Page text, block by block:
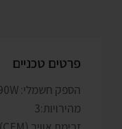
פרטים טכניים
הספק חשמלי: 290W
מהירויות:3